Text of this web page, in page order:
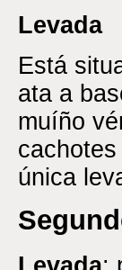
Levada
Está
ata a
muíño
única